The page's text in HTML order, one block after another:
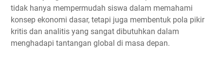
tidak hanya mempermudah siswa dalam memahami
konsep ekonomi dasar, tetapi juga membentuk pola pikir
kritis dan analitis yang sangat dibutuhkan dalam
menghadapi tantangan global di masa depan.